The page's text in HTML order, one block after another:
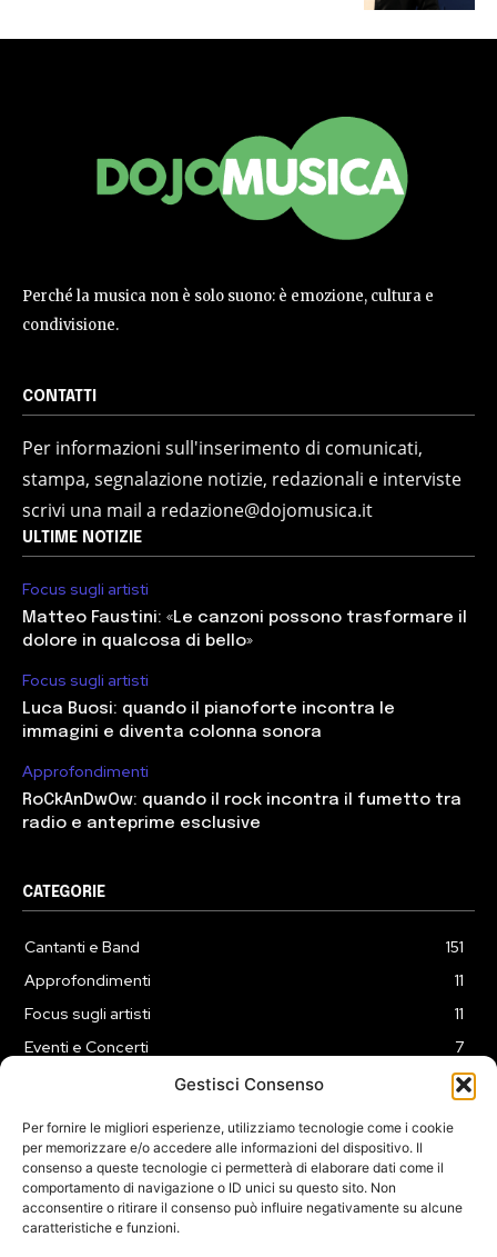
Gestisci Consenso
Per fornire le migliori esperienze, utilizziamo tecnologie come i cookie
per memorizzare e/o accedere alle informazioni del dispositivo. Il
consenso a queste tecnologie ci permetterà di elaborare dati come il
comportamento di navigazione o ID unici su questo sito. Non
acconsentire o ritirare il consenso può influire negativamente su alcune
caratteristiche e funzioni.
Perché la musica non è solo suono: è emozione, cultura e
condivisione.
CONTATTI
Per informazioni sull'inserimento di comunicati,
stampa, segnalazione notizie, redazionali e interviste
scrivi una mail a redazione@dojomusica.it
ULTIME NOTIZIE
Focus sugli artisti
Matteo Faustini: «Le canzoni possono trasformare il
dolore in qualcosa di bello»
Focus sugli artisti
Luca Buosi: quando il pianoforte incontra le
immagini e diventa colonna sonora
Approfondimenti
RoCkAnDwOw: quando il rock incontra il fumetto tra
radio e anteprime esclusive
CATEGORIE
Cantanti e Band
151
Approfondimenti
11
Focus sugli artisti
11
Eventi e Concerti
7
3
COOKIE POLICY (UE)